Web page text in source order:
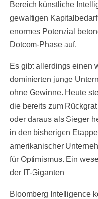
Bereich künstliche
gewaltigen
enormes Potenzial
Dotcom-Phase auf.
Es gibt allerdings einen
dominierten junge
ohne Gewinne. Heute
die bereits zum
oder daraus als Sieger
in den bisherigen
amerikanischer
für Optimismus. Ein
der IT-Giganten.
Bloomberg Intelligence